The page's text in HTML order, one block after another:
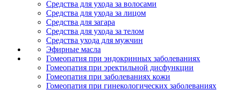
Средства для ухода за волосами
Средства для ухода за лицом
Средства для загара
Средства для ухода за телом
Средства ухода для мужчин
Эфирные масла
Гомеопатия при эндокринных заболеваниях
Гомеопатия при эректильной дисфункции
Гомеопатия при заболеваниях кожи
Гомеопатия при гинекологических заболеваниях